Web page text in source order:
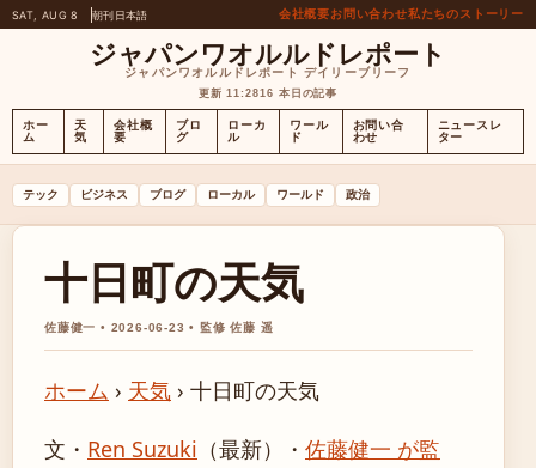
SAT, AUG 8 朝刊日本語 会社概要お問い合わせ私たちのストーリー
ジャパンワオルルドレポート
ジャパンワオルルドレポート デイリーブリーフ
更新 11:2816 本日の記事
ホー
ム
天
気
会社概
要
ブロ
グ
ローカ
ル
ワール
ド
お問い合
わせ
ニュースレ
ター
テック ビジネス ブログ ローカル ワールド 政治
十日町の天気
佐藤健一 • 2026-06-23 • 監修 佐藤 遥
ホーム › 天気 › 十日町の天気
文・ Ren Suzuki （最新） ・ 佐藤健一 が監